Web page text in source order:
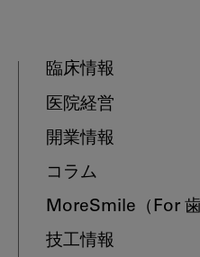
臨床情報
医院経営
開業情報
コラム
MoreSmile （For
技工情報